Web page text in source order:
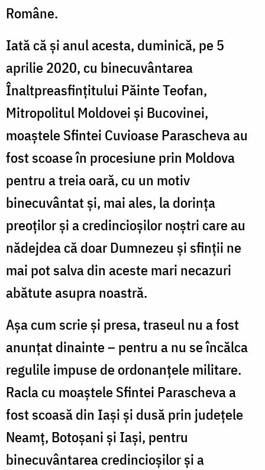
Române.
Iată că și anul acesta, duminică, pe 5
aprilie 2020, cu binecuvântarea
Înaltpreasfințitului Păinte Teofan,
Mitropolitul Moldovei și Bucovinei,
moaștele Sfintei Cuvioase Parascheva au
fost scoase în procesiune prin Moldova
pentru a treia oară, cu un motiv
binecuvântat și, mai ales, la dorința
preoților și a credincioșilor noștri care au
nădejdea că doar Dumnezeu și sfinții ne
mai pot salva din aceste mari necazuri
abătute asupra noastră.
Așa cum scrie și presa, traseul nu a fost
anunţat dinainte – pentru a nu se încălca
regulile impuse de ordonanţele militare.
Racla cu moaştele Sfintei Parascheva a
fost scoasă din Iaşi şi dusă prin județele
Neamţ, Botoşani şi Iaşi, pentru
binecuvântarea credincioşilor și a